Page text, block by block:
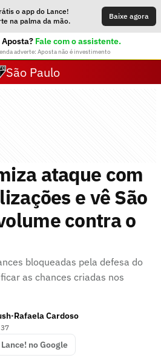
o app do Lance!
na palma da mão.
Baixe agora
Fale com o assistente.
adverte: Aposta não é investimento
São Paulo
ataque com
e vê São
contra o
bloqueadas pela defesa do
as chances criadas nos
•Rafaela Cardoso
no Google